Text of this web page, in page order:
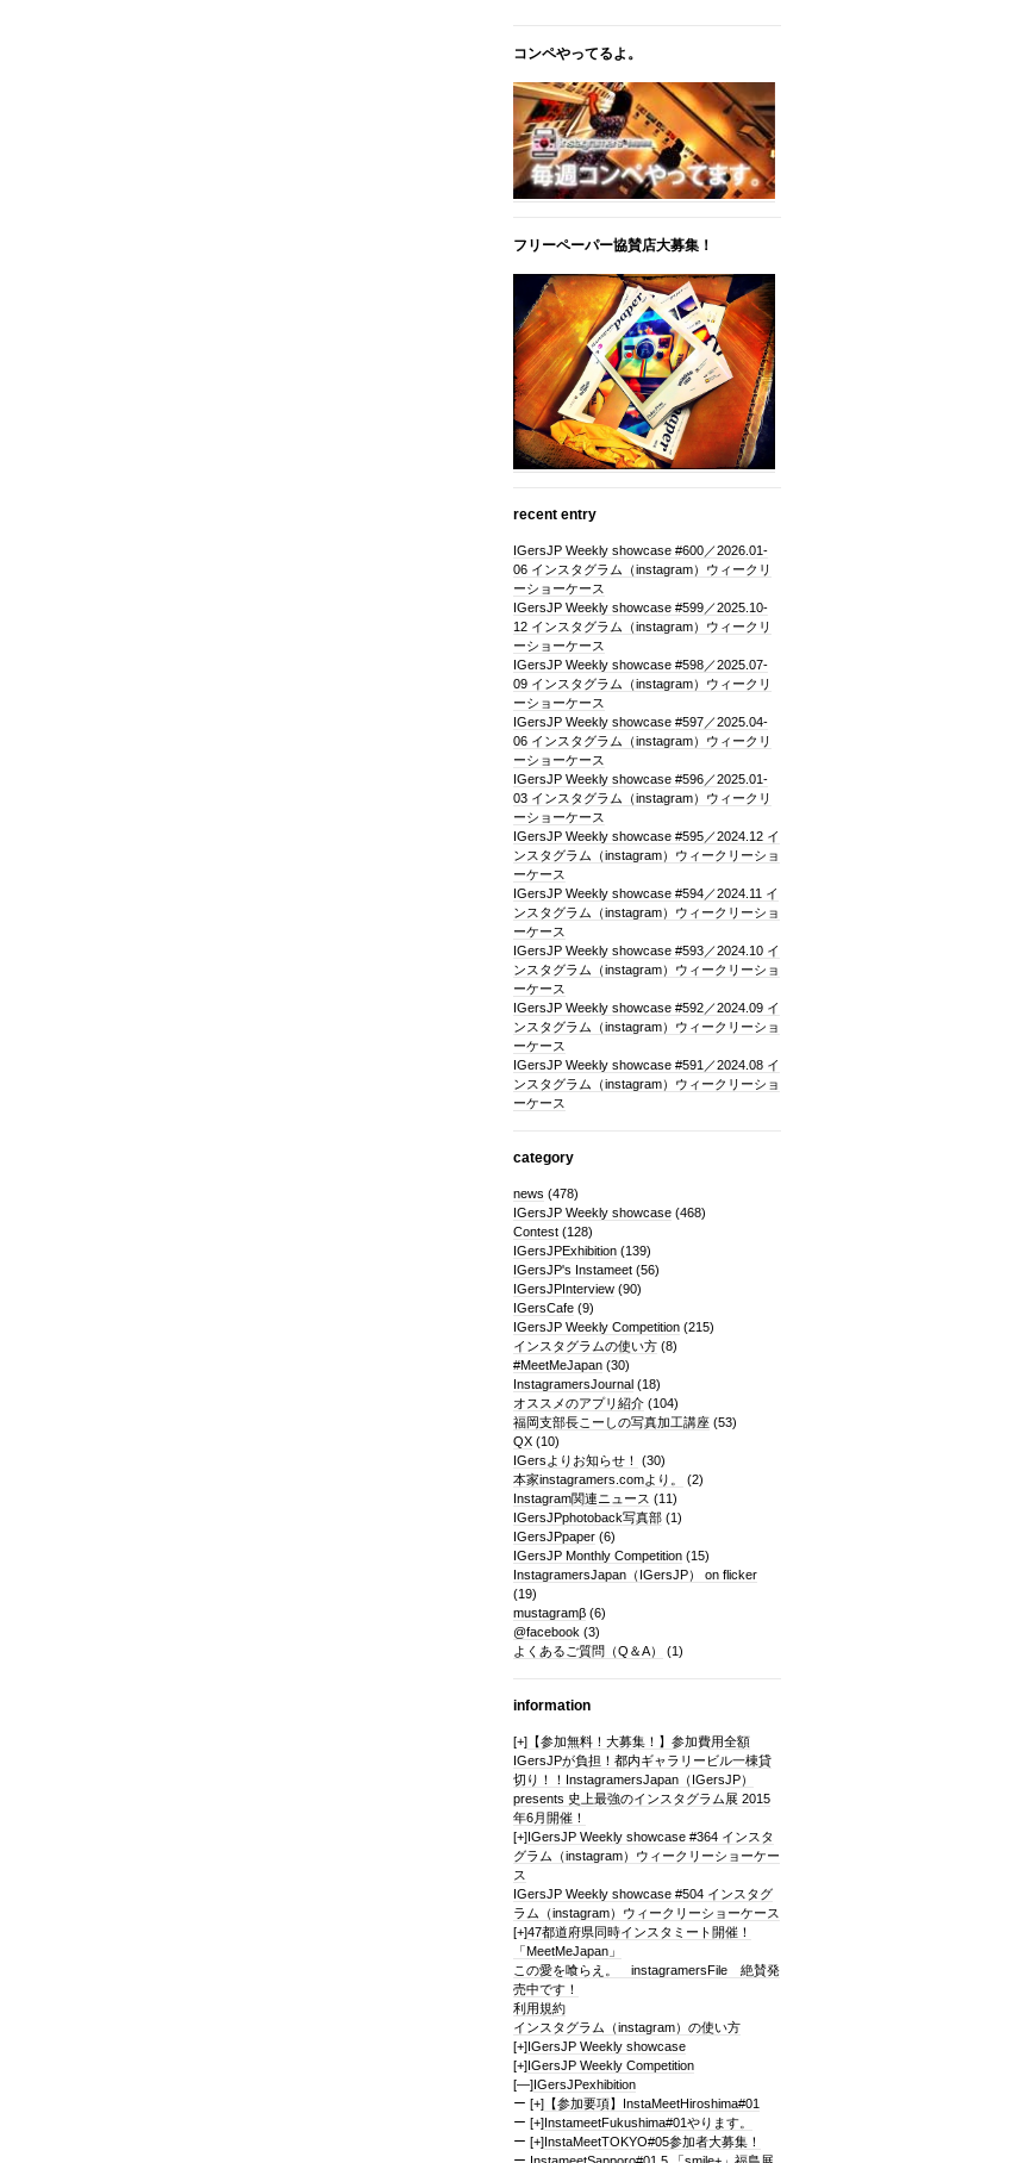
コンペやってるよ。
フリーペーパー協賛店大募集！
recent entry
IGersJP Weekly showcase #600／2026.01-
06 インスタグラム（instagram）ウィークリ
ーショーケース
IGersJP Weekly showcase #599／2025.10-
12 インスタグラム（instagram）ウィークリ
ーショーケース
IGersJP Weekly showcase #598／2025.07-
09 インスタグラム（instagram）ウィークリ
ーショーケース
IGersJP Weekly showcase #597／2025.04-
06 インスタグラム（instagram）ウィークリ
ーショーケース
IGersJP Weekly showcase #596／2025.01-
03 インスタグラム（instagram）ウィークリ
ーショーケース
IGersJP Weekly showcase #595／2024.12 イ
ンスタグラム（instagram）ウィークリーショ
ーケース
IGersJP Weekly showcase #594／2024.11 イ
ンスタグラム（instagram）ウィークリーショ
ーケース
IGersJP Weekly showcase #593／2024.10 イ
ンスタグラム（instagram）ウィークリーショ
ーケース
IGersJP Weekly showcase #592／2024.09 イ
ンスタグラム（instagram）ウィークリーショ
ーケース
IGersJP Weekly showcase #591／2024.08 イ
ンスタグラム（instagram）ウィークリーショ
ーケース
category
news (478)
IGersJP Weekly showcase(468)
Contest(128)
IGersJPExhibition(139)
IGersJP's Instameet(56)
IGersJPInterview(90)
IGersCafe(9)
IGersJP Weekly Competition(215)
インスタグラムの使い方(8)
#MeetMeJapan(30)
InstagramersJournal(18)
オススメのアプリ紹介(104)
福岡支部長こーしの写真加工講座(53)
QX(10)
IGersよりお知らせ！
(30)
本家instagramers.comより。
(2)
Instagram関連ニュース (11)
IGersJPphotoback写真部(1)
IGersJPpaper(6)
IGersJP Monthly Competition(15)
InstagramersJapan（IGersJP） on flicker
(19)
mustagramβ(6)
@facebook (3)
よくあるご質問（Q＆A）
(1)
information
[+]【参加無料！大募集！】参加費用全額
IGersJPが負担！都内ギャラリービル一棟貸
切り！！InstagramersJapan（IGersJP）
presents 史上最強のインスタグラム展 2015
年6月開催！
[+]IGersJP Weekly showcase #364 インスタ
グラム（instagram）ウィークリーショーケー
ス
IGersJP Weekly showcase #504 インスタグ
ラム（instagram）ウィークリーショーケース
[+]47都道府県同時インスタミート開催！
「MeetMeJapan」
この愛を喰らえ。 instagramersFile 絶賛発
売中です！
利用規約
インスタグラム（instagram）の使い方
[+]IGersJP Weekly showcase
[+]IGersJP Weekly Competition
[—]IGersJPexhibition
[+]【参加要項】InstaMeetHiroshima#01
[+]InstameetFukushima#01やります。
[+]InstaMeetTOKYO#05参加者大募集！